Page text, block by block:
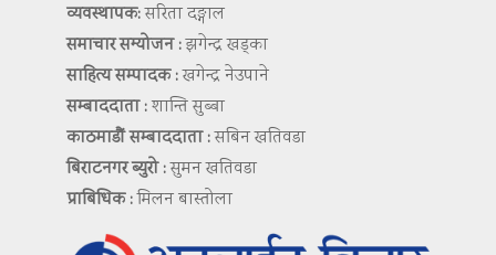
व्यवस्थापक:सरिता दङ्गाल
समाचार सम्योजन :झगेन्द्र खड्का
साहित्य सम्पादक :खगेन्द्र नेउपाने
सम्बाददाता :शान्ति सुब्बा
काठमाडौं सम्बाददाता :सबिन खतिवडा
बिराटनगर ब्युरो :सुमन खतिवडा
प्राबिधिक :मिलन बास्तोला